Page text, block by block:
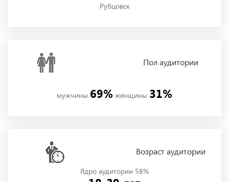
Рубцовск
Полаудитории
мужчины 69% женщины 31%
Возраст аудитории
Ядро аудитории 58%